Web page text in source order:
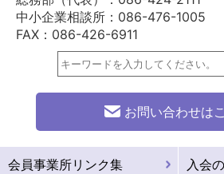
中小企業相談所：086-476-1005
FAX：086-426-6911
お問い合わせは
会員事業所リンク集 入会